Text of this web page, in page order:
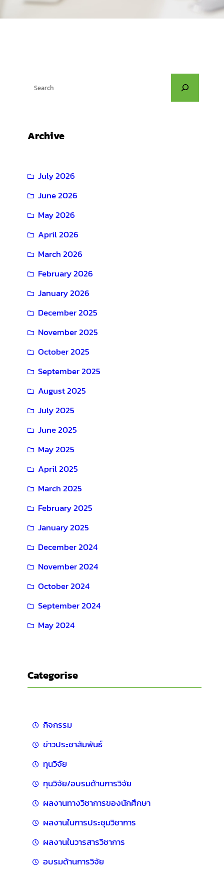
c
h
Archive
July 2026
June 2026
May 2026
April 2026
March 2026
February 2026
January 2026
December 2025
November 2025
October 2025
September 2025
August 2025
July 2025
June 2025
May 2025
April 2025
March 2025
February 2025
January 2025
December 2024
November 2024
October 2024
September 2024
May 2024
Categorise
กิจกรรม
ข่าวประชาสัมพันธ์
ทุนวิจัย
ทุนวิจัย/อบรมด้านการวิจัย
ผลงานทางวิชาการของนักศึกษา
ผลงานในการประชุมวิชาการ
ผลงานในวารสารวิชาการ
อบรมด้านการวิจัย